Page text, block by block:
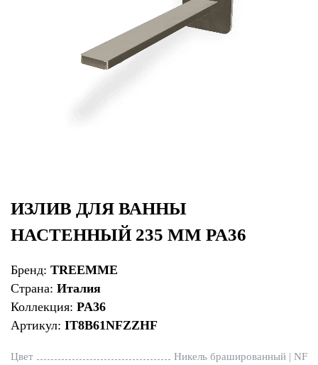
ИЗЛИВ ДЛЯ ВАННЫ
НАСТЕННЫЙ 235 ММ PA36
Бренд: TREEMME
Страна: Италия
Коллекция: PA36
Артикул: IT8B61NFZZHF
Цвет
Никель брашированный | NF